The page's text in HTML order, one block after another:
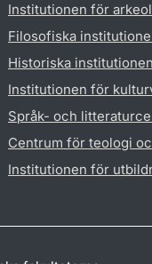
Institutionen för
Filosofiska
Historiska institutionen
Institutionen för
Språk- och
Centrum för teologi
Institutionen för